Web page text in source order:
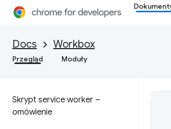
Docs Workbox
Przegląd Moduły
Skrypt service worker –
omówienie